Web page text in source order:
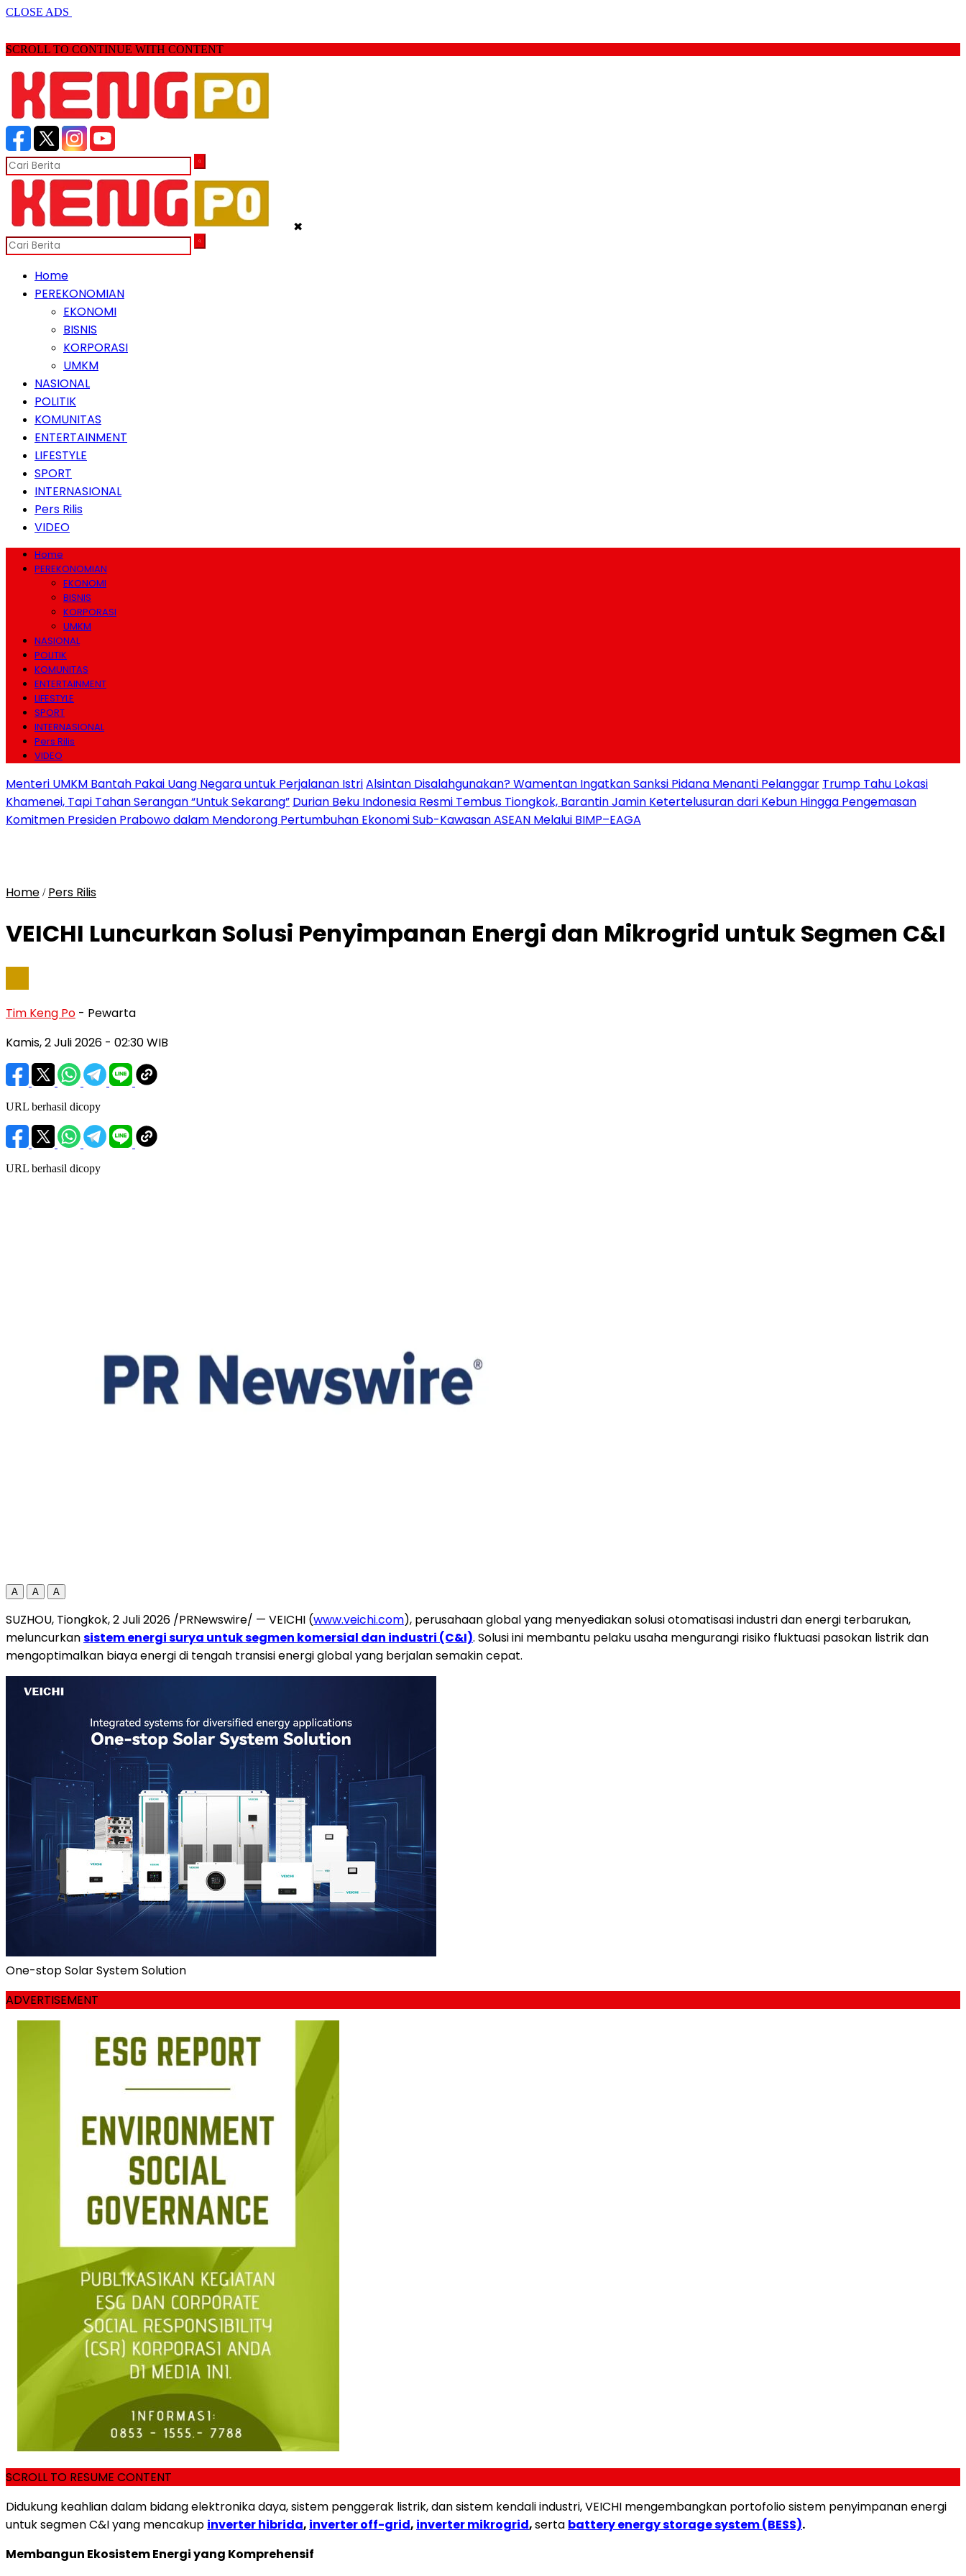
CLOSE ADS
SCROLL TO CONTINUE WITH CONTENT
✖
Home
PEREKONOMIAN
EKONOMI
BISNIS
KORPORASI
UMKM
NASIONAL
POLITIK
KOMUNITAS
ENTERTAINMENT
LIFESTYLE
SPORT
INTERNASIONAL
Pers Rilis
VIDEO
Home
PEREKONOMIAN
EKONOMI
BISNIS
KORPORASI
UMKM
NASIONAL
POLITIK
KOMUNITAS
ENTERTAINMENT
LIFESTYLE
SPORT
INTERNASIONAL
Pers Rilis
VIDEO
Menteri UMKM Bantah Pakai Uang Negara untuk Perjalanan IstriAlsintan Disalahgunakan? Wamentan Ingatkan Sanksi Pidana Menanti Pelanggar Trump Tahu Lokasi
Khamenei, Tapi Tahan Serangan “Untuk Sekarang” Durian Beku Indonesia Resmi Tembus Tiongkok, Barantin Jamin Ketertelusuran dari Kebun Hingga Pengemasan
Komitmen Presiden Prabowo dalam Mendorong Pertumbuhan Ekonomi Sub-Kawasan ASEAN Melalui BIMP–EAGA
Home / Pers Rilis
VEICHI Luncurkan Solusi Penyimpanan Energi dan Mikrogrid untuk Segmen C&I
Tim Keng Po - Pewarta
Kamis, 2 Juli 2026 - 02:30 WIB
URL berhasil dicopy
URL berhasil dicopy
A A A
SUZHOU, Tiongkok, 2 Juli 2026 /PRNewswire/ — VEICHI (www.veichi.com), perusahaan global yang menyediakan solusi otomatisasi industri dan energi terbarukan,
meluncurkansistem energi surya untuk segmen komersial dan industri (C&I). Solusi ini membantu pelaku usaha mengurangi risiko fluktuasi pasokan listrik dan
mengoptimalkan biaya energi di tengah transisi energi global yang berjalan semakin cepat.
One-stop Solar System Solution
ADVERTISEMENT
SCROLL TO RESUME CONTENT
Didukung keahlian dalam bidang elektronika daya, sistem penggerak listrik, dan sistem kendali industri, VEICHI mengembangkan portofolio sistem penyimpanan energi
untuk segmen C&I yang mencakup inverter hibrida, inverter off-grid, inverter mikrogrid,serta battery energy storage system (BESS).
Membangun Ekosistem Energi yang Komprehensif